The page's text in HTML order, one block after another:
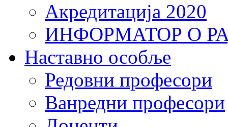
Акредитација 2020
ИНФОРМАТОР О
Наставно особље
Редовни професори
Ванредни професори